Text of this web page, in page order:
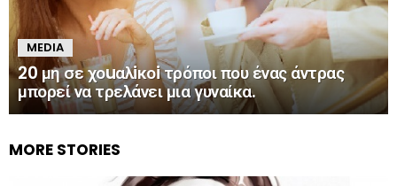
MEDIA
20 μη σε χοuαλiκοi τρόποι που ένας άντρας
μπορεί να τρελάνει μια γυναίκα.
MORE STORIES